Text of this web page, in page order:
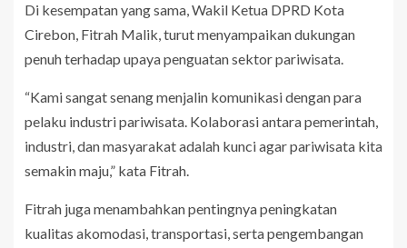
Di kesempatan yang sama, Wakil Ketua DPRD Kota
Cirebon, Fitrah Malik, turut menyampaikan dukungan
penuh terhadap upaya penguatan sektor pariwisata.
“Kami sangat senang menjalin komunikasi dengan para
pelaku industri pariwisata. Kolaborasi antara pemerintah,
industri, dan masyarakat adalah kunci agar pariwisata kita
semakin maju,” kata Fitrah.
Fitrah juga menambahkan pentingnya peningkatan
kualitas akomodasi, transportasi, serta pengembangan